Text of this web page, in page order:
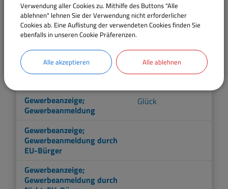
Informationen zur
Gewässerunterhaltung
Gewerbeansiedlung; Ausweis
von Gewerbegebieten
Gewerbeanzeige;
Glück
Gewerbeanzeige;
Gewerbeanmeldung
Glück
Gewerbeanzeige;
Gewerbeanmeldung durch
EU-Bürger
Gewerbeanzeige;
Gewerbeanmeldung durch
Verwendung aller Cookies zu. Mithilfe des Buttons "Alle
ablehnen" lehnen Sie der Verwendung nicht erforderlicher
Cookies ab. Eine Auflistung der verwendeten Cookies finden Sie
ebenfalls in unseren Cookie Präferenzen.
Alle akzeptieren Alle ablehnen